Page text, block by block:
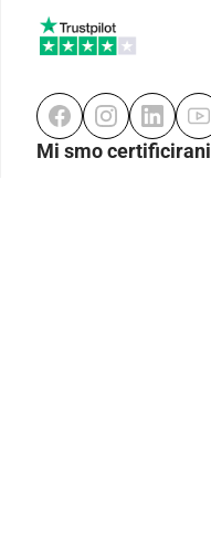
Mi smo certificirani